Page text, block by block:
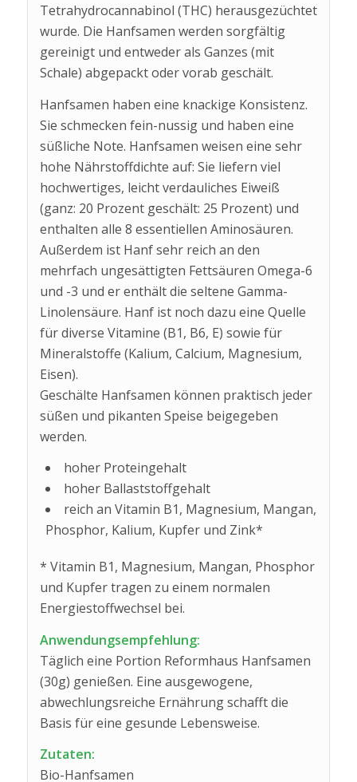
Tetrahydrocannabinol (THC) herausgezüchtet
wurde. Die Hanfsamen werden sorgfältig
gereinigt und entweder als Ganzes (mit
Schale) abgepackt oder vorab geschält.
Hanfsamen haben eine knackige Konsistenz.
Sie schmecken fein-nussig und haben eine
süßliche Note. Hanfsamen weisen eine sehr
hohe Nährstoffdichte auf: Sie liefern viel
hochwertiges, leicht verdauliches Eiweiß
(ganz: 20 Prozent geschält: 25 Prozent) und
enthalten alle 8 essentiellen Aminosäuren.
Außerdem ist Hanf sehr reich an den
mehrfach ungesättigten Fettsäuren Omega-6
und -3 und er enthält die seltene Gamma-
Linolensäure. Hanf ist noch dazu eine Quelle
für diverse Vitamine (B1, B6, E) sowie für
Mineralstoffe (Kalium, Calcium, Magnesium,
Eisen).
Geschälte Hanfsamen können praktisch jeder
süßen und pikanten Speise beigegeben
werden.
hoher Proteingehalt
hoher Ballaststoffgehalt
reich an Vitamin B1, Magnesium, Mangan,
Phosphor, Kalium, Kupfer und Zink*
* Vitamin B1, Magnesium, Mangan, Phosphor
und Kupfer tragen zu einem normalen
Energiestoffwechsel bei.
Anwendungsempfehlung:
Täglich eine Portion Reformhaus Hanfsamen
(30g) genießen. Eine ausgewogene,
abwechlungsreiche Ernährung schafft die
Basis für eine gesunde Lebensweise.
Zutaten:
Bio-Hanfsamen